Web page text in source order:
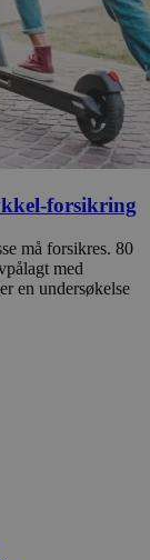
forsikring
må forsikres. 80
med
en undersøkelse